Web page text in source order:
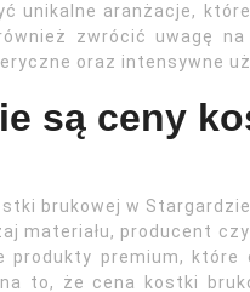
unikalne aranżacje,
zwrócić uwagę
oraz intensywne
są ceny
brukowej w
materiału, producent
produkty premium,
to, że cena kostki